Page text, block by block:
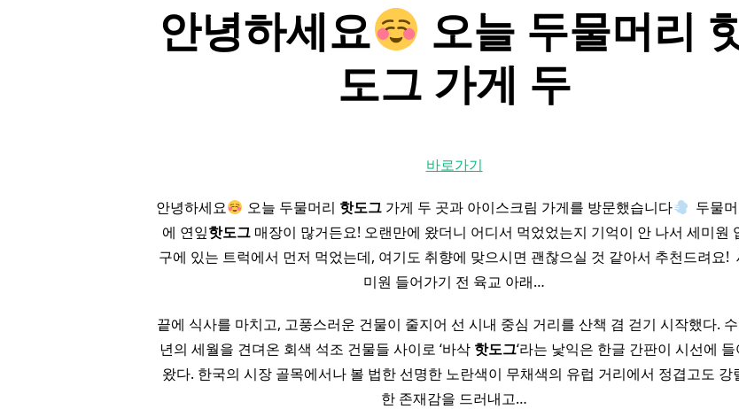
안녕하세요 오늘 두물머리
도그 가게 두
바로가기
안녕하세요 오늘 두물머리 핫도그가게 두 곳과 아이스크림 가게를 방문했습니다
두물
에 연잎핫도그매장이 많거든요! 오랜만에 왔더니 어디서 먹었었는지 기억이 안 나서 세미원
구에 있는 트럭에서 먼저 먹었는데, 여기도 취향에 맞으시면 괜찮으실 것 같아서 추천드려요!
미원 들어가기 전 육교 아래…
끝에 식사를 마치고, 고풍스러운 건물이 줄지어 선 시내 중심 거리를 산책 겸 걷기 시작했다.
년의 세월을 견뎌온 회색 석조 건물들 사이로 ‘바삭 핫도그‘라는 낯익은 한글 간판이 시선에 들
왔다. 한국의 시장 골목에서나 볼 법한 선명한 노란색이 무채색의 유럽 거리에서 정겹고도 강
한 존재감을 드러내고…